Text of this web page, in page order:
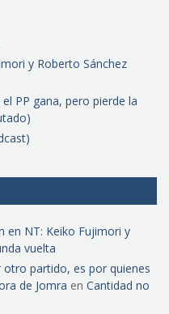
y Roberto Sánchez
PP gana, pero pierde la
en NT: Keiko Fujimori y
vuelta
partido, es por quienes
de Jomra en Cantidad no